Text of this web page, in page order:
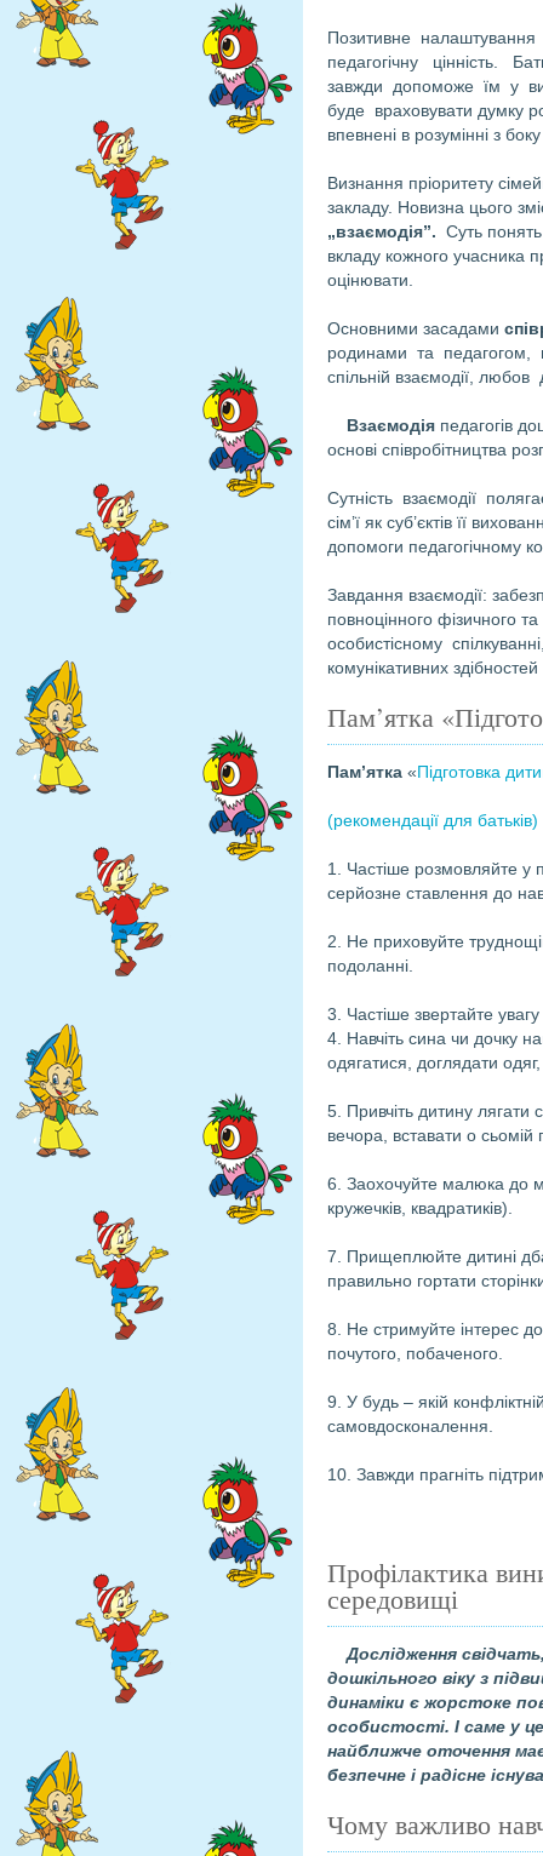
Позитивне
педагогічну цінність.
завжди допоможе їм у
буде враховувати думку
впевнені в розумінні з
Визнання пріоритету
закладу. Новизна цього
„взаємодія”. Суть понять
вкладу кожного учасника
оцінювати.
Основними засадами
родинами та педагогом,
спільній взаємодії, любов
Взаємодія педагогів
основі співробітництва
Сутність взаємодії
сім’ї як суб’єктів її
допомоги педагогічному
Завдання взаємодії:
повноцінного фізичного
особистісному
комунікативних
Пам’ятка
Пам’ятка «Підготовка
(рекомендації для батьків)
1. Частіше розмовляйте у
серйозне ставлення до
2. Не приховуйте
подоланні.
3. Частіше звертайте
4. Навчіть сина чи дочку
одягатися, доглядати
5. Привчіть дитину лягати
вечора, вставати о сьомій
6. Заохочуйте малюка до
кружечків, квадратиків).
7. Прищеплюйте дитині
правильно гортати
8. Не стримуйте інтерес
почутого, побаченого.
9. У будь – якій
самовдосконалення.
10. Завжди прагніть
Профілактика
середовищі
Дослідження
дошкільного віку з
динаміки є жорстоке
особистості. І саме у
найближче оточення
безпечне і радісне
Чому важливо